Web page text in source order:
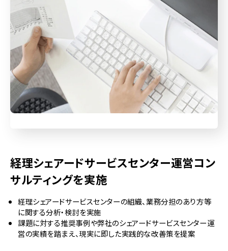
経理シェアードサービスセンター運営コン
サルティングを実施
経理シェアードサービスセンターの組織、業務分担のあり方等
に関する分析・検討を実施
課題に対する推奨事例や弊社のシェアードサービスセンター運
営の実績を踏まえ、現実に即した実践的な改善策を提案